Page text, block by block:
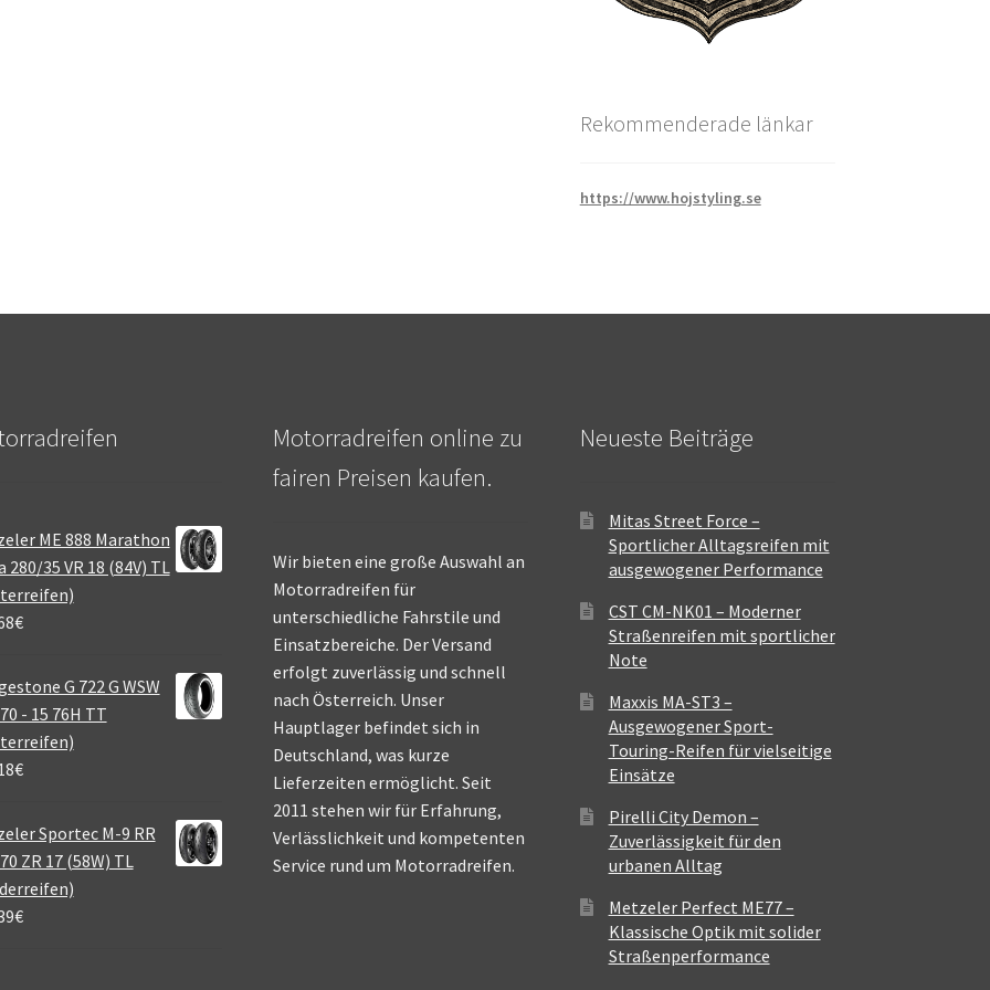
Rekommenderade länkar
https://www.hojstyling.se
ME 888 Marathon
280/35 VR 18 (84V) TL
€
G 722 G WSW
- 15 76H TT
€
Sportec M-9 RR
ZR 17 (58W) TL
€
Motorradreifen online zu
fairen Preisen kaufen.
Wir bieten eine große Auswahl an
Motorradreifen für
unterschiedliche Fahrstile und
Einsatzbereiche. Der Versand
erfolgt zuverlässig und schnell
nach Österreich. Unser
Hauptlager befindet sich in
Deutschland, was kurze
Lieferzeiten ermöglicht. Seit
2011 stehen wir für Erfahrung,
Verlässlichkeit und kompetenten
Service rund um Motorradreifen.
Neueste Beiträge
Mitas Street Force –
Sportlicher Alltagsreifen mit
ausgewogener Performance
CST CM-NK01 – Moderner
Straßenreifen mit sportlicher
Note
Maxxis MA-ST3 –
Ausgewogener Sport-
Touring-Reifen für vielseitige
Einsätze
Pirelli City Demon –
Zuverlässigkeit für den
urbanen Alltag
Metzeler Perfect ME77 –
Klassische Optik mit solider
Straßenperformance